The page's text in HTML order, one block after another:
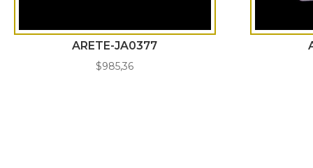
ARETE-JA0377
$985,36